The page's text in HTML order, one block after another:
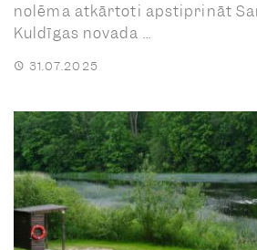
nolēma atkārtoti apstiprināt
Kuldīgas novada ...
31.07.2025